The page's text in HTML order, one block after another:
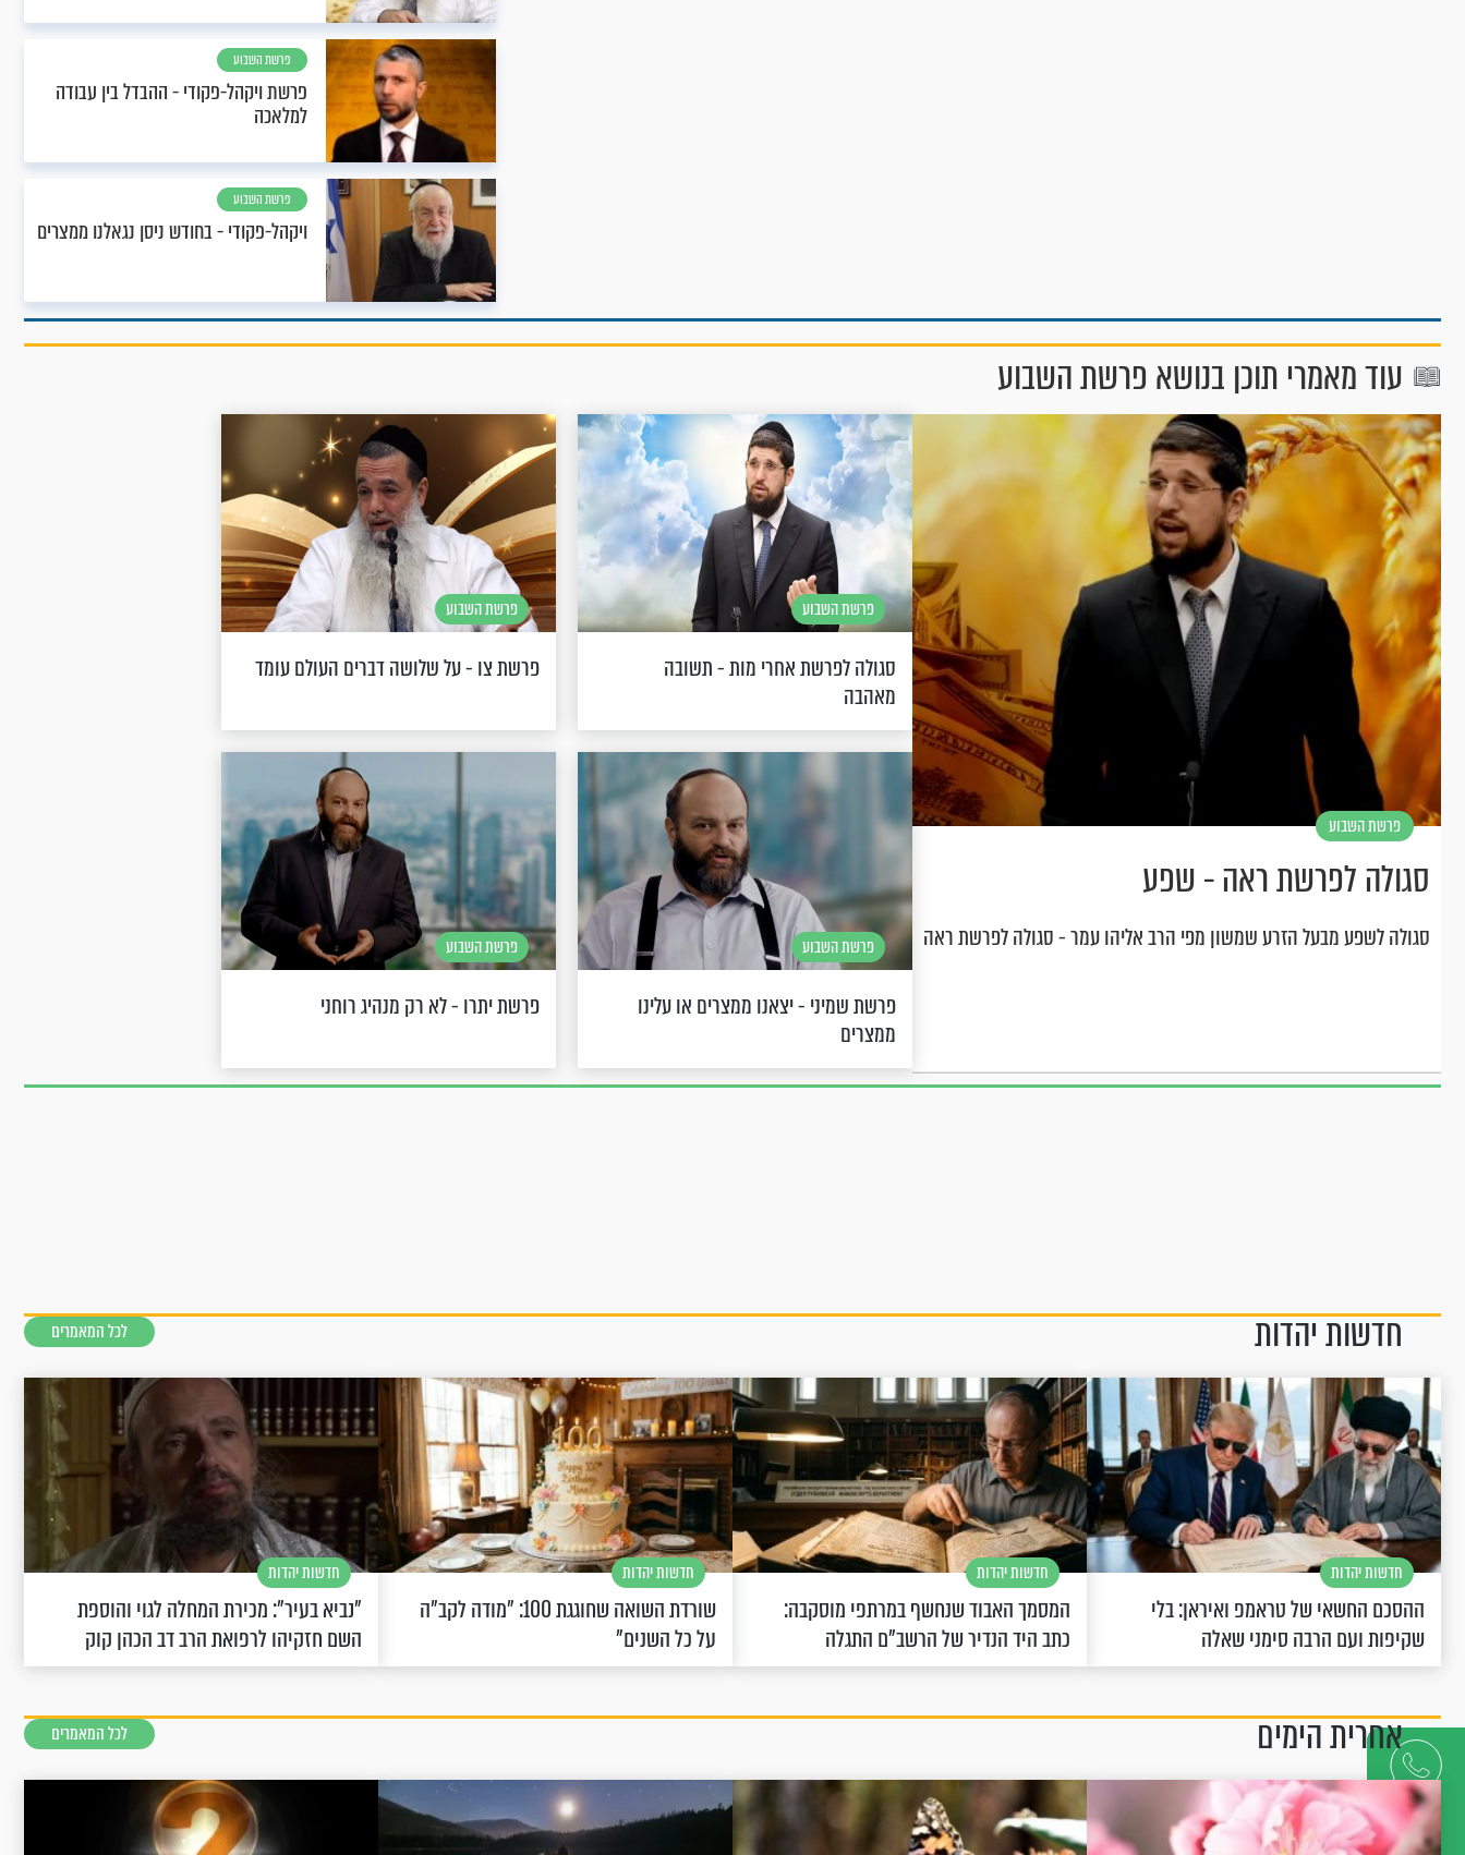
דברו
איתנו
פרשת השבוע
פרשת ויקהל-פקודי - ההבדל בין עבודה
למלאכה
פרשת השבוע
ויקהל-פקודי - בחודש ניסן נגאלנו ממצרים
עוד מאמרי תוכן בנושא פרשת השבוע
פרשת השבוע
סגולה לפרשת ראה - שפע
סגולה לשפע מבעל הזרע שמשון מפי הרב אליהו עמר - סגולה לפרשת ראה
פרשת השבוע
סגולה לפרשת אחרי מות - תשובה
מאהבה
פרשת השבוע
פרשת צו - על שלושה דברים העולם עומד
פרשת השבוע
פרשת שמיני - יצאנו ממצרים או עלינו
ממצרים
פרשת השבוע
פרשת יתרו - לא רק מנהיג רוחני
חדשות יהדות לכל המאמרים
חדשות יהדות
ההסכם החשאי של טראמפ ואיראן: בלי
שקיפות ועם הרבה סימני שאלה
חדשות יהדות
המסמך האבוד שנחשף במרתפי מוסקבה:
כתב היד הנדיר של הרשב"ם התגלה
חדשות יהדות
שורדת השואה שחוגגת 100: "מודה לקב"ה
על כל השנים"
חדשות יהדות
"נביא בעיר": מכירת המחלה לגוי והוספת
השם חזקיהו לרפואת הרב דב הכהן קוק
אחרית הימים לכל המאמרים